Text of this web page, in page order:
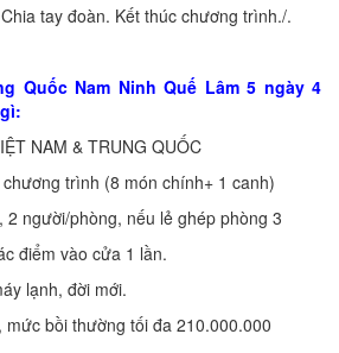
tay đoàn. Kết thúc chương trình./.
Quốc Nam Ninh Quế Lâm 5 ngày 4
NAM & TRUNG QUỐC
trình (8 món chính+ 1 canh)
2 người/phòng, nếu lẻ ghép phòng 3
điểm vào cửa 1 lần.
lạnh, đời mới.
mức bồi thường tối đa 210.000.000